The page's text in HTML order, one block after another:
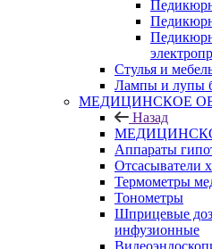
Стулья и
Лампы и лупы
МЕДИЦИНСКОЕ
Назад
Аппараты
Отсасыватели
Термометры
Тонометры
Шприцевые
инфузионные